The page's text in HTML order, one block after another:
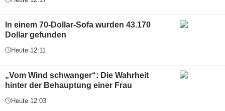
In einem 70-Dollar-Sofa wurden 43.170
Dollar gefunden
Heute 12:11
„Vom Wind schwanger“: Die Wahrheit
hinter der Behauptung einer Frau
Heute 12:03